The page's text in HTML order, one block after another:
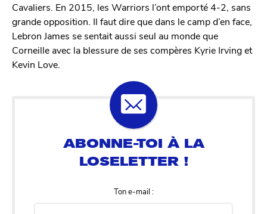
Cavaliers. En 2015, les Warriors l’ont emporté 4-2, sans
grande opposition. Il faut dire que dans le camp d’en face,
Lebron James se sentait aussi seul au monde que
Corneille avec la blessure de ses compères Kyrie Irving et
Kevin Love.
Ton e-mail :